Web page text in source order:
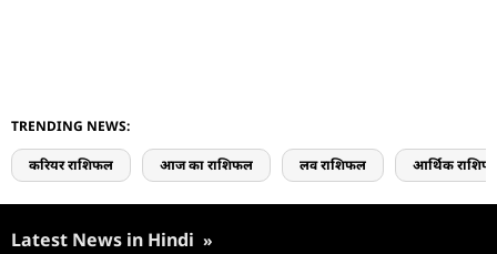
TRENDING NEWS:
करियर राशिफल आज का राशिफल लव राशिफल आर्थिक
Latest News in Hindi »